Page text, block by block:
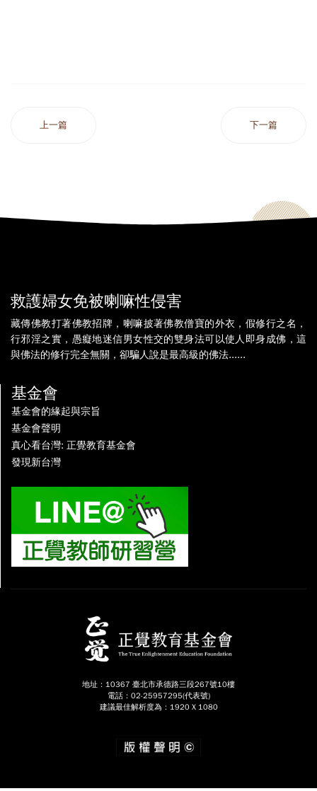
上一篇 下一篇
救護婦女免被喇嘛性侵害
藏傳佛教打著佛教招牌，喇嘛披著佛教僧寶的外衣，假修行之名，
行邪淫之實，愚癡地迷信男女性交的雙身法可以使人即身成佛，這
與佛法的修行完全無關，卻騙人說是最高級的佛法......
基金會
基金會的緣起與宗旨
基金會聲明
真心看台灣: 正覺教育基金會
發現新台灣
地址：10367 臺北市承德路三段267號10樓
電話：02-25957295(代表號)
建議最佳解析度為：1920 X 1080